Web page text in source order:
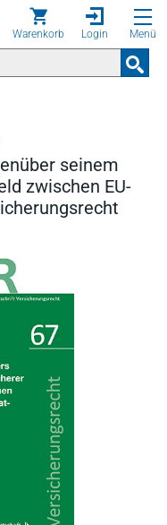
Warenkorb Login Menü
seinem
zwischen EU-